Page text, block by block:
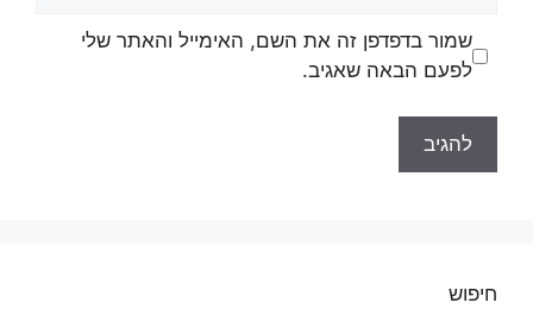
שמור בדפדפן זה את השם, האימייל והאתר שלי
לפעם הבאה שאגיב.
חיפוש